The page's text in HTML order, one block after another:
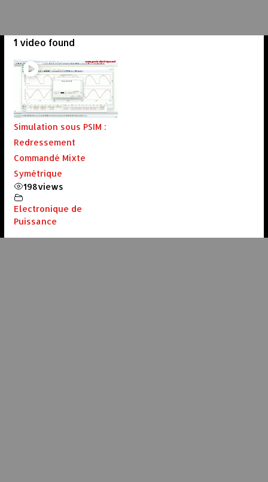
1 video found
Simulation sous PSIM :
Redressement
Commandé Mixte
Symétrique
198views
Electronique de
Puissance